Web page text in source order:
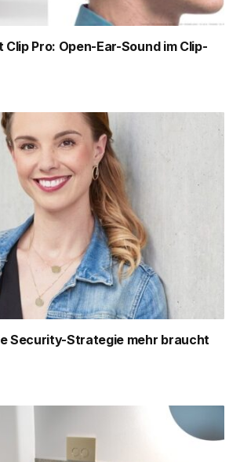
Pro: Open-Ear-Sound im Clip-
Security-Strategie mehr braucht